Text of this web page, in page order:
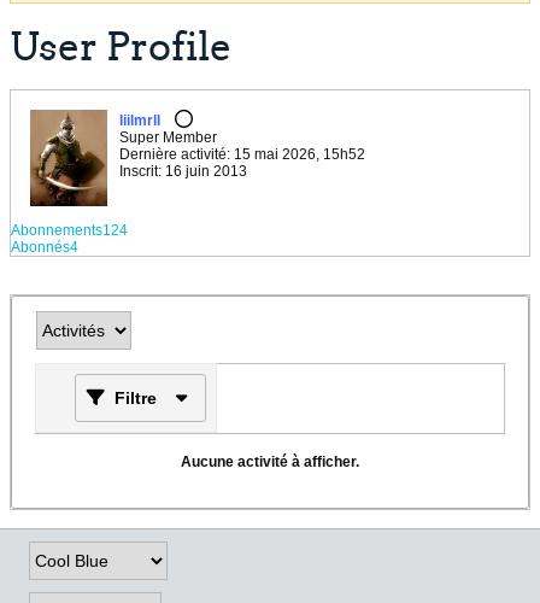
User Profile
liilmrll
Super Member
Dernière activité: 15 mai 2026, 15h52
Inscrit: 16 juin 2013
Abonnements124
Abonnés4
Filtre
Aucune activité à afficher.